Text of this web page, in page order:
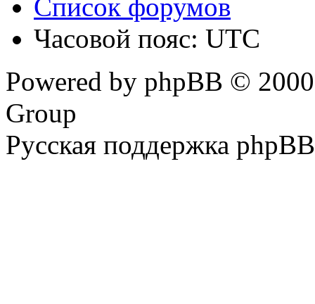
Список форумов
Часовой пояс: UTC
Powered by phpBB ©
Group
Русская поддержка phpBB